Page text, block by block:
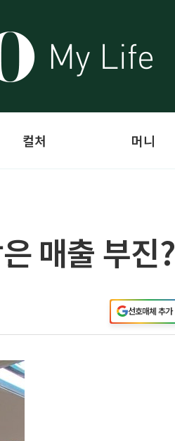
컬처 머니
매출 부진?
선호매체 추가